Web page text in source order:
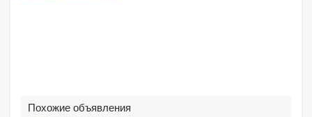
Похожие объявления